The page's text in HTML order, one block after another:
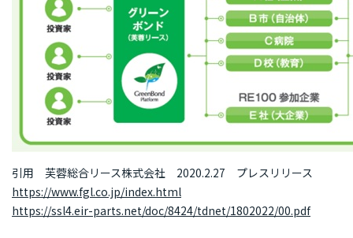
引用 芙蓉総合リース株式会社 2020.2.27 プレスリリース
https://www.fgl.co.jp/index.html
https://ssl4.eir-parts.net/doc/8424/tdnet/1802022/00.pdf